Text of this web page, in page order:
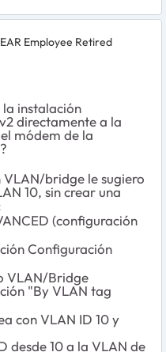
Employee Retired
instalación
directamente a la
módem de la
VLAN/bridge le sugiero
10, sin crear una
(configuración
Configuración
VLAN/Bridge
"By VLAN tag
con VLAN ID 10 y
desde 10 a la VLAN de